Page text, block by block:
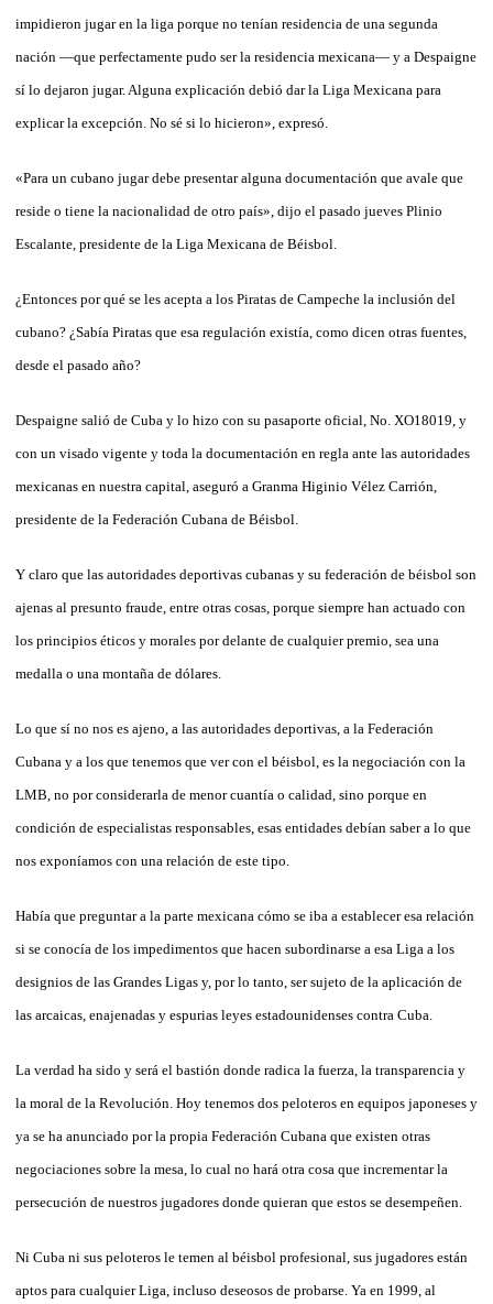
impidieron jugar en la liga porque no tenían residencia de una segunda
nación —que perfectamente pudo ser la residencia mexicana— y a Despaigne
sí lo dejaron jugar. Alguna explicación debió dar la Liga Mexicana para
explicar la excepción. No sé si lo hicieron», expresó.
«Para un cubano jugar debe presentar alguna documentación que avale que
reside o tiene la nacionalidad de otro país», dijo el pasado jueves Plinio
Escalante, presidente de la Liga Mexicana de Béisbol.
¿Entonces por qué se les acepta a los Piratas de Cam­peche la inclusión del
cubano? ¿Sabía Piratas que esa regulación existía, como dicen otras fuentes,
desde el pasado año?
Despaigne salió de Cuba y lo hizo con su pasaporte oficial, No. XO18019, y
con un visado vigente y toda la documentación en regla ante las autoridades
mexicanas en nuestra capital, aseguró a Granma Higinio Vélez Carrión,
presidente de la Federación Cubana de Béisbol.
Y claro que las autoridades deportivas cubanas y su federación de béisbol son
ajenas al presunto fraude, entre otras cosas, porque siempre han actuado con
los principios éticos y morales por delante de cualquier premio, sea una
medalla o una montaña de dólares.
Lo que sí no nos es ajeno, a las autoridades deportivas, a la Federación
Cubana y a los que tenemos que ver con el béisbol, es la negociación con la
LMB, no por considerarla de menor cuantía o calidad, sino porque en
condición de especialistas responsables, esas entidades debían saber a lo que
nos exponíamos con una relación de este tipo.
Había que preguntar a la parte mexicana cómo se iba a establecer esa relación
si se conocía de los impedimentos que hacen subordinarse a esa Liga a los
designios de las Grandes Ligas y, por lo tanto, ser sujeto de la aplicación de
las arcaicas, enajenadas y espurias leyes estadounidenses contra Cuba.
La verdad ha sido y será el bastión donde radica la fuerza, la transparencia y
la moral de la Revolución. Hoy tenemos dos peloteros en equipos japoneses y
ya se ha anunciado por la propia Federación Cubana que existen otras
negociaciones sobre la mesa, lo cual no hará otra cosa que incrementar la
persecución de nuestros jugadores donde quieran que estos se desempeñen.
Ni Cuba ni sus peloteros le temen al béisbol profesional, sus jugadores están
aptos para cualquier Liga, incluso deseosos de probarse. Ya en 1999, al